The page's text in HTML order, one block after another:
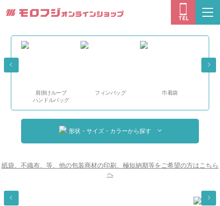
モロフジオン
TEL
肩掛けループ
ハンドルバッグ
フィンバッグ 巾着袋
形状・サイズ・カラーから探す
紙袋、不織布、等、他の包装商材の印刷、極短納期等をご希望の方はこちら
へ